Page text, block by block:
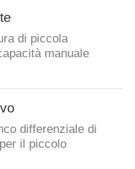
di piccola
manuale
differenziale di
il piccolo